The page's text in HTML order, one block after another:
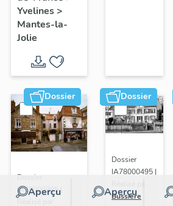
Yvelines>
Mantes-la-
Jolie
Dossier
Aperçu
Dossier
IA78000985 |
Dossier
Aperçu
Dossier
IA78000495 |
Bussière